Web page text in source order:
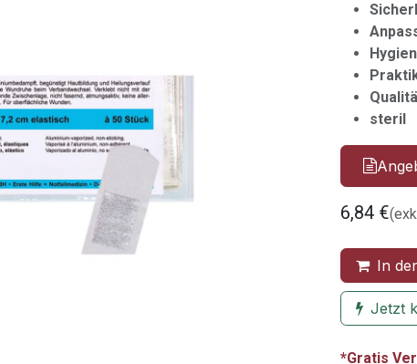
steril
6,84 €
In
Jetzt
*Gratis